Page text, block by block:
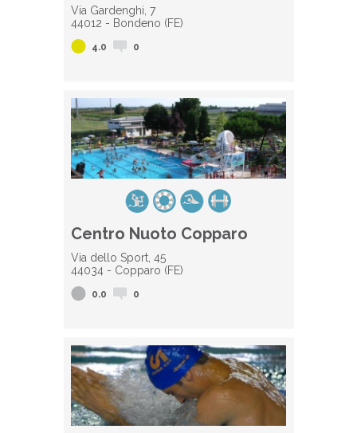
Via Gardenghi, 7
44012 - Bondeno (FE)
4.0 0
Centro Nuoto Copparo
Via dello Sport, 45
44034 - Copparo (FE)
0.0 0